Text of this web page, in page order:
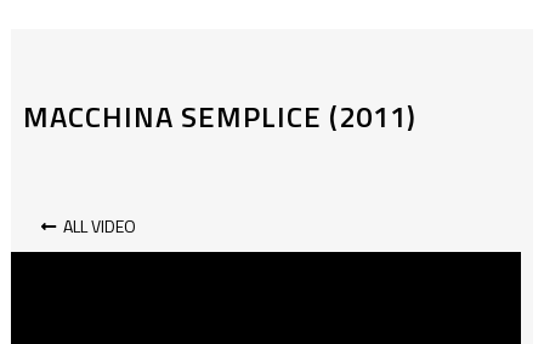
MACCHINA SEMPLICE (2011)
ALL VIDEO